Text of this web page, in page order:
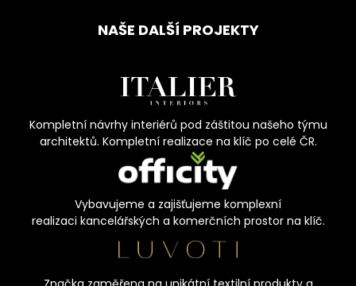
NAŠE DALŠÍ PROJEKTY
Kompletní návrhy interiérů pod záštitou našeho týmu
architektů. Kompletní realizace na klíč po celé ČR.
Vybavujeme a zajišťujeme komplexní
realizaci kancelářských a komerčních prostor na klíč.